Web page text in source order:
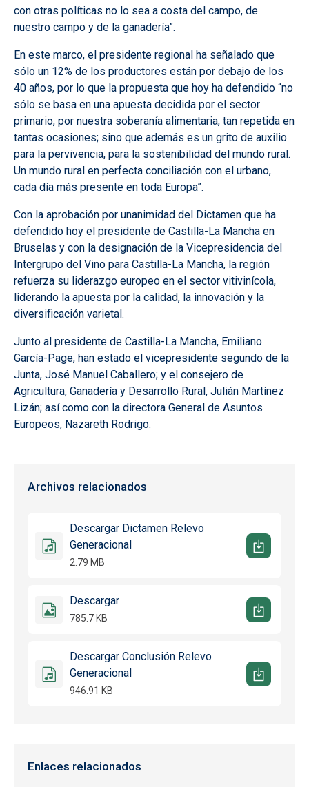
con otras políticas no lo sea a costa del campo, de
nuestro campo y de la ganadería”.
En este marco, el presidente regional ha señalado que
sólo un 12% de los productores están por debajo de los
40 años, por lo que la propuesta que hoy ha defendido “no
sólo se basa en una apuesta decidida por el sector
primario, por nuestra soberanía alimentaria, tan repetida en
tantas ocasiones; sino que además es un grito de auxilio
para la pervivencia, para la sostenibilidad del mundo rural.
Un mundo rural en perfecta conciliación con el urbano,
cada día más presente en toda Europa”.
Con la aprobación por unanimidad del Dictamen que ha
defendido hoy el presidente de Castilla-La Mancha en
Bruselas y con la designación de la Vicepresidencia del
Intergrupo del Vino para Castilla-La Mancha, la región
refuerza su liderazgo europeo en el sector vitivinícola,
liderando la apuesta por la calidad, la innovación y la
diversificación varietal.
Junto al presidente de Castilla-La Mancha, Emiliano
García-Page, han estado el vicepresidente segundo de la
Junta, José Manuel Caballero; y el consejero de
Agricultura, Ganadería y Desarrollo Rural, Julián Martínez
Lizán; así como con la directora General de Asuntos
Europeos, Nazareth Rodrigo.
Archivos relacionados
Descargar Dictamen Relevo
Generacional
2.79 MB
Descargar
785.7 KB
Descargar Conclusión Relevo
Generacional
946.91 KB
Enlaces relacionados